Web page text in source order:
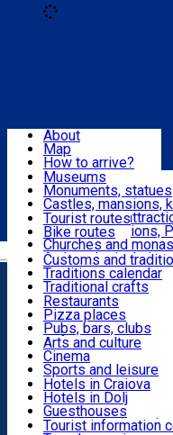
Română
Attractions
Routes
Customs, Traditions
Food & Drinks
Leisure & Fun
Accommodation
Useful
About
Map
How to arrive?
Recommendations
Tourist attractions
News
Museums
Monuments, statues
Castles, mansions,
Architectural
Natural attractions,
Churches and
Archaeological sites
Parks and gardens
Tourist routes
Bike routes
Customs and
Traditions calendar
Traditional crafts
Traditional cuisine
Wineries and
Local
Restaurants
Pizza places
Pubs, bars, clubs
Cafes and teahouses
Sweets and ice
Fast-food
Arts and culture
Cinema
Sports and leisure
Horse riding
Swimming pools
Zoo
Shopping,
Hotels in Craiova
Hotels in Dolj
Guesthouses
Villas
Tourist information